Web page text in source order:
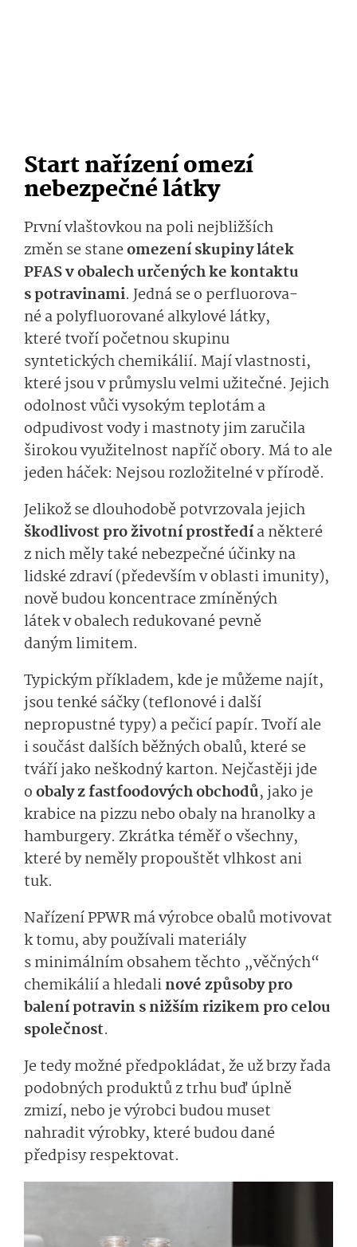
Start nařízeníomezí
nebezpečné látky
První vlaštovkou na polinejbližších
změnse staneomezenísku­pinylátek
PFASv obalech určených ke kontaktu
s potravinami­.Jedná se o perfluorova­
néapolyfluo­rovanéalkylo­vélátky,
kterétvoří početnou skupinu
syntetickýchche­mikálií. Majívlas­tnosti,
kteréjsou vprůmysluvel­miužitečné. Jejich
odolnostvůči vysokým teplotáma
odpudivostvo­dyimastnoty jim zaručila
širokou využitelnost nap­říčobory. Má to ale
jeden háček: Nejsou rozložitelné v přírodě.
Jelikož sedlouhodobě potvrzovala jejich
škodlivostpro životní prostředía některé
z nich mělytaké nebezpečnéúčinky na
lidskézdraví(především v oblasti imunity),
nově budou koncentrace zmíněných
látekv obalech redukovanépevně
danýmlimitem.
Typickým příkladem, kde je můžeme najít,
jsou tenké sáčky(teflonové i další
nepropustné typy)a pečicí papír. Tvoří ale
i součást dalších běžných obalů, které se
tváří jako neškodný karton. Nejčastějijde
oobalyz fas­tfoodových obchodů, jako je
krabice na pizzu nebo obaly na hranolky a
hamburgery. Zkrátkatéměřo všechn­y,
které by neměly propouštět vlhkost ani
tuk.
Nařízení PPWR má výrobce obalů motivovat
k tomu, abypoužívali materiály
s minimálním obsahem těchto „věčných“
chemikálií ahledalinové způsoby pro
balení potravin s nižším rizikempro celou
společnost.
Je tedy možné předpokládat, žeuž brzyřada
podobných produktů z trhubuďúplně
zmizí, nebo je výrobci budou muset
nahradit výrobky, které budou dané
předpisy respektovat.